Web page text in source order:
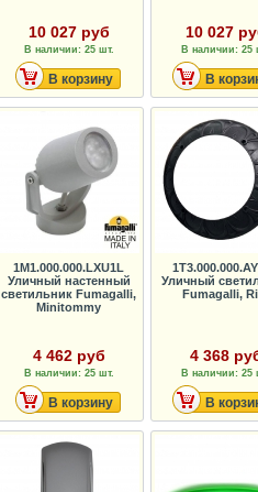
10 027 руб
В наличии: 25 шт.
В корзину
10 027
В наличии: 25
В
1M1.000.000.LXU1L
Уличный настенный
светильник Fumagalli,
Minitommy
4 462 руб
В наличии: 25 шт.
В корзину
Уличный
Fumagalli,
4 368
В наличии: 25
В